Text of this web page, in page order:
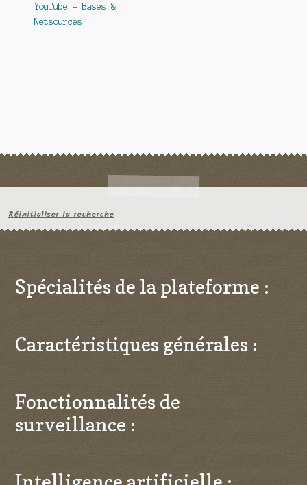
YouTube – Bases &
Netsources
Réinitialiser la recherche
Spécialités de la plateforme :
Caractéristiques générales :
Fonctionnalités de
surveillance :